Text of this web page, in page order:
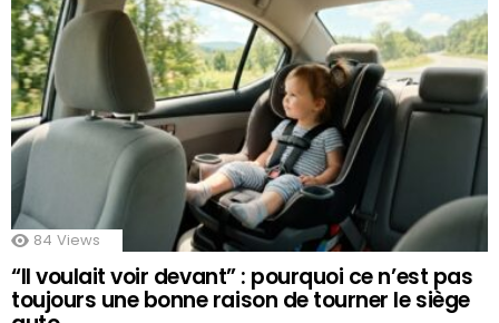
84 Views
“Il voulait voir devant” : pourquoi ce n’est pas
toujours une bonne raison de tourner le siège